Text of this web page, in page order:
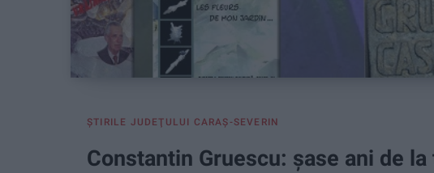
ŞTIRILE JUDEŢULUI CARAŞ-SEVERIN
Constantin Gruescu: șase ani de